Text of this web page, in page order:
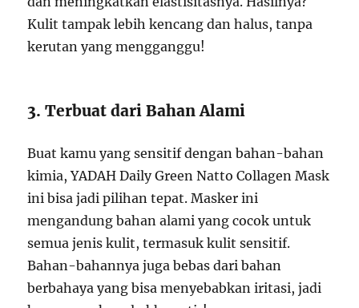
Kulit tampak lebih kencang dan halus, tanpa
kerutan yang mengganggu!
3. Terbuat dari Bahan Alami
Buat kamu yang sensitif dengan bahan-bahan
kimia, YADAH Daily Green Natto Collagen Mask
ini bisa jadi pilihan tepat. Masker ini
mengandung bahan alami yang cocok untuk
semua jenis kulit, termasuk kulit sensitif.
Bahan-bahannya juga bebas dari bahan
berbahaya yang bisa menyebabkan iritasi, jadi